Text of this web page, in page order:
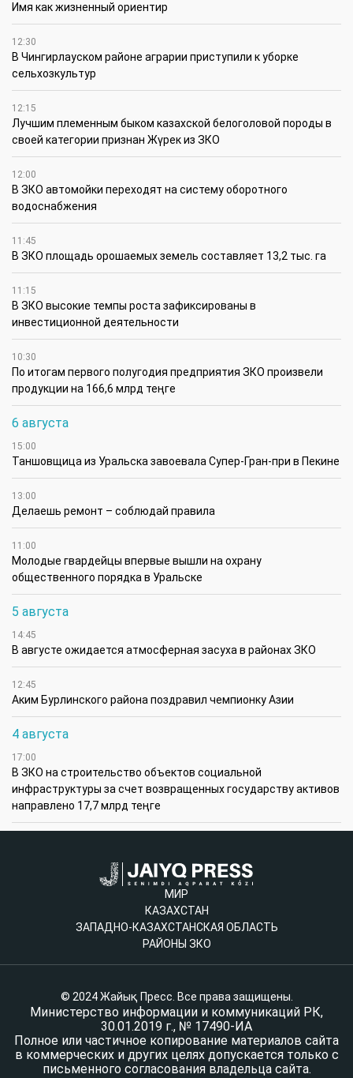
Имя как жизненный ориентир
12:30
В Чингирлауском районе аграрии приступили к уборке
сельхозкультур
12:15
Лучшим племенным быком казахской белоголовой породы в
своей категории признан Жүрек из ЗКО
12:00
В ЗКО автомойки переходят на систему оборотного
водоснабжения
11:45
В ЗКО площадь орошаемых земель составляет 13,2 тыс. га
11:15
В ЗКО высокие темпы роста зафиксированы в
инвестиционной деятельности
10:30
По итогам первого полугодия предприятия ЗКО произвели
продукции на 166,6 млрд теңге
6 августа
15:00
Таншовщица из Уральска завоевала Супер-Гран-при в Пекине
13:00
Делаешь ремонт – соблюдай правила
11:00
Молодые гвардейцы впервые вышли на охрану
общественного порядка в Уральске
5 августа
14:45
В августе ожидается атмосферная засуха в районах ЗКО
12:45
Аким Бурлинского района поздравил чемпионку Азии
4 августа
17:00
В ЗКО на строительство объектов социальной
инфраструктуры за счет возвращенных государству активов
направлено 17,7 млрд теңге
МИР
КАЗАХСТАН
ЗАПАДНО-КАЗАХСТАНСКАЯ ОБЛАСТЬ
РАЙОНЫ ЗКО
© 2024 Жайық Пресс. Все права защищены.
Министерство информации и коммуникаций РК,
30.01.2019 г., № 17490-ИА
Полное или частичное копирование материалов сайта
в коммерческих и других целях допускается только с
письменного согласования владельца сайта.